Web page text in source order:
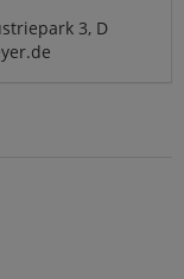
3, D